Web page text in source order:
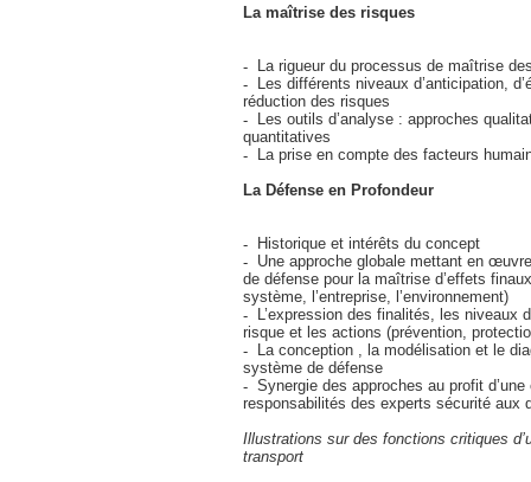
La maîtrise des risques
La rigueur du processus de maîtrise
Les différents niveaux d’anticipation,
réduction des risques
Les outils d’analyse : approches
quantitatives
La prise en compte des facteurs
La Défense en Profondeur
Historique et intérêts du concept
Une approche globale mettant en
de défense pour la maîtrise d’effets
système, l’entreprise, l’environnement)
L’expression des finalités, les niveaux
risque et les actions (prévention,
La conception , la modélisation et le
système de défense
Synergie des approches au profit
responsabilités des experts sécurité aux
Illustrations sur des fonctions critiques
transport